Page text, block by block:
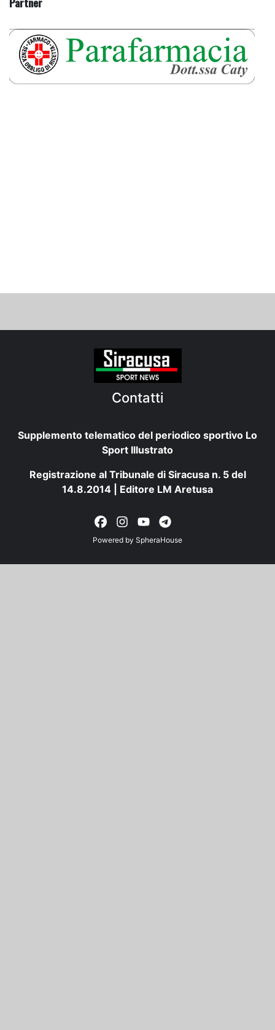
Contatti
Supplemento telematico del periodico sportivo Lo
Sport Illustrato
Registrazione al Tribunale di Siracusa n. 5 del
14.8.2014 | Editore LM Aretusa
Powered by SpheraHouse